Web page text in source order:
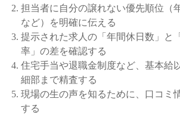
担当者に自分の譲れない優先順位（
など）を明確に伝える
提示された求人の「年間休日数」と
率」の差を確認する
住宅手当や退職金制度など、基本給
細部まで精査する
現場の生の声を知るために、口コミ
する